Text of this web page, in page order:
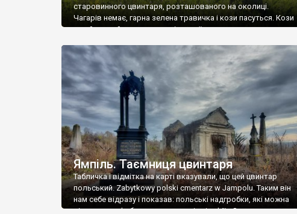
старовинного цвинтаря, розташованого на околиці.
Чагарів немає, гарна зелена травичка і кози пасуться. Кози
– найкращий регулятор шкідливої, для старих кладовищ,
бруньками, кози ті бруньки обгризають, бо то улюблений
делікатес. На цвинтарі у Голубечому ціла колекція
різноманітних форм хрестів. Село відносно невелике, […]
Ямпіль. Таємниця цвинтаря
Табличка і відмітка на карті вказували, що цей цвинтар
польський. Zabytkowy polski cmentarz w Jampolu. Таким він
нам себе відразу і показав: польські надгробки, які можна
віднести до фабричних, польські епітафії… Загалом цвинтар